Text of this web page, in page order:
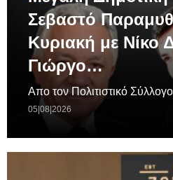
Σεβαστό
Κυριακή με Νίκο
Γιώργο…
Απο τον Πολιτιστικό
05|08|2026